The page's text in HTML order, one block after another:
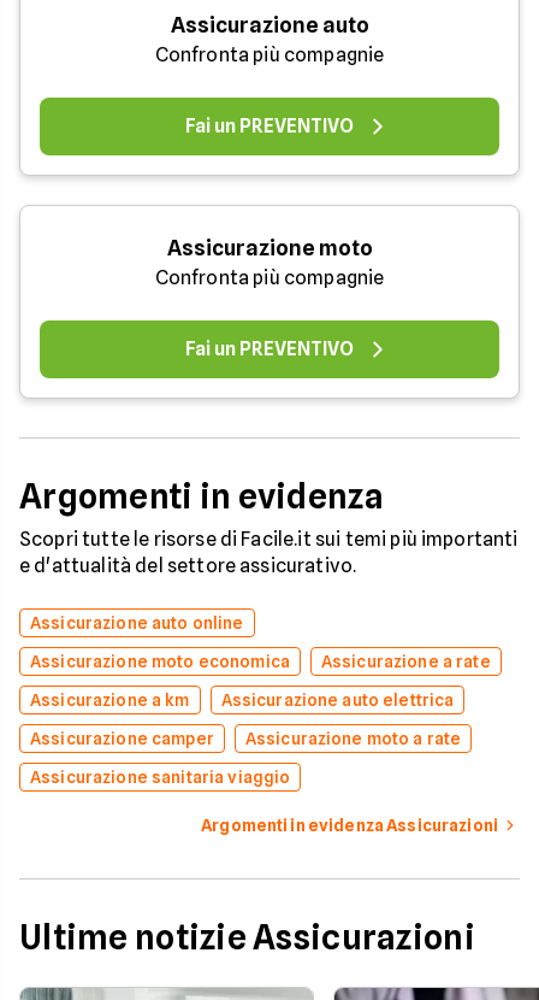
Assicurazione auto
Confronta più compagnie
Fai un PREVENTIVO
Assicurazione moto
Confronta più compagnie
Fai un PREVENTIVO
Argomenti in evidenza
Scopri tutte le risorse di Facile.it sui temi più importanti
e d'attualità del settore assicurativo.
Assicurazione auto online
Assicurazione moto economica
Assicurazione a rate
Assicurazione a km
Assicurazione auto elettrica
Assicurazione camper
Assicurazione moto a rate
Assicurazione sanitaria viaggio
Argomenti in evidenza Assicurazioni
Ultime notizie Assicurazioni